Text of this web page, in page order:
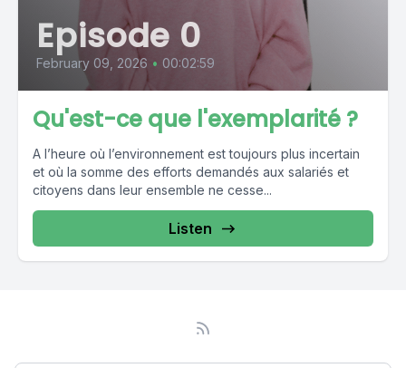
Episode 0
February 09, 2026 • 00:02:59
Qu'est-ce que l'exemplarité ?
A l’heure où l’environnement est toujours plus incertain
et où la somme des efforts demandés aux salariés et
citoyens dans leur ensemble ne cesse...
Listen